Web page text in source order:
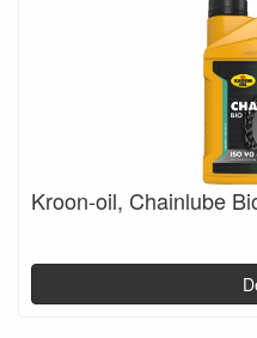
Kroon-oil, Chainlube